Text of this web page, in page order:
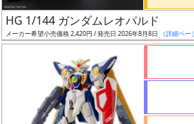
日
発
売
HG 1/144 ガンダムレオパルド
メーカー希望小売価格 2,420円 / 発売日 2026年8月8日 （詳細ペー